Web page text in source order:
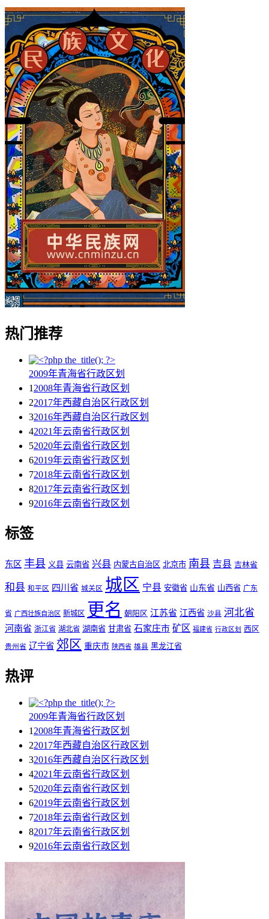
热门推荐
2009年青海省行政区划
1 2008年青海省行政区划
22017年西藏自治区行政区划
32016年西藏自治区行政区划
42021年云南省行政区划
52020年云南省行政区划
62019年云南省行政区划
72018年云南省行政区划
82017年云南省行政区划
92016年云南省行政区划
标签
东区 丰县 义县 云南省 兴县 内蒙古自治区 北京市 南县 吉县 吉林省
和县 和平区 四川省 城关区 城区 宁县 安徽省 山东省 山西省 广东
省 广西壮族自治区 新城区 更名 朝阳区 江苏省 江西省 沙县 河北省
河南省 浙江省 湖北省 湖南省 甘肃省 石家庄市 矿区 福建省 行政区划 西区
贵州省 辽宁省 郊区 重庆市 陕西省 雄县 黑龙江省
热评
2009年青海省行政区划
1 2008年青海省行政区划
22017年西藏自治区行政区划
32016年西藏自治区行政区划
42021年云南省行政区划
52020年云南省行政区划
62019年云南省行政区划
72018年云南省行政区划
82017年云南省行政区划
92016年云南省行政区划